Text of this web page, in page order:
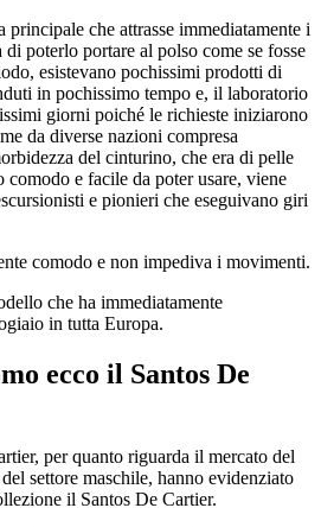
principale che attrasse immediatamente i
poterlo portare al polso come se fosse
esistevano pochissimi prodotti di
in pochissimo tempo e, il laboratorio
giorni poiché le richieste iniziarono
da diverse nazioni compresa
del cinturino, che era di pelle
e facile da poter usare, viene
e pionieri che eseguivano giri
comodo e non impediva i movimenti.
che ha immediatamente
in tutta Europa.
ecco il Santos De
per quanto riguarda il mercato del
del settore maschile, hanno evidenziato
il Santos De Cartier.